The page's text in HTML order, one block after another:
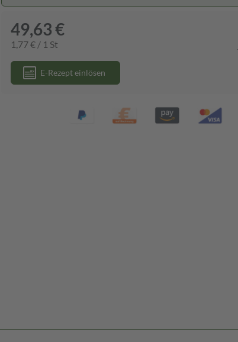
49,63 €
1,77 € / 1 St
E-Rezept einlösen